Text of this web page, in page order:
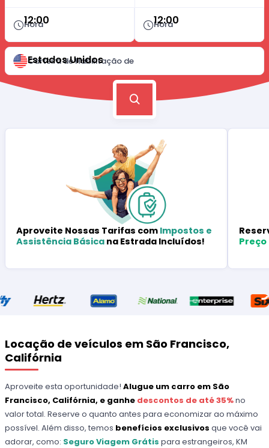
Hora
12:00 Hora
12:00
Carteira de Habilitação de
Estados Unidos
Aproveite Nossas Tarifas com Impostos e
Assistência Básica na Estrada Incluídos!
Preço
Locação de veículos em São Francisco,
Califórnia
Aproveite esta oportunidade!Alugue um carro em São
Francisco, Califórnia, e ganhe descontos de até 35%no
valor total. Reserve o quanto antes para economizar ao máximo
possível. Além disso, temos benefícios exclusivos que você vai
adorar, como: Seguro Viagem Grátis para estrangeiros, KM